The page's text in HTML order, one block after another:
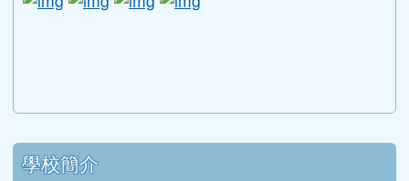
左邊區域內容
學校簡介